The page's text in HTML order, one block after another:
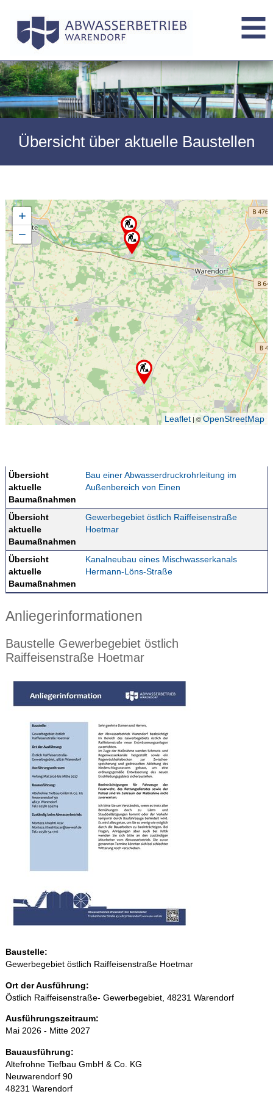
Übersicht über aktuelle Baustellen
+
−
Leaflet | ©OpenStreetMap
Übersicht
aktuelle
Baumaßnahmen
Bau einer Abwasserdruckrohrleitung im
Außenbereich von Einen
Übersicht
aktuelle
Baumaßnahmen
Gewerbegebiet östlich Raiffeisenstraße
Hoetmar
Übersicht
aktuelle
Baumaßnahmen
Kanalneubau eines Mischwasserkanals
Hermann-Löns-Straße
Anliegerinformationen
Baustelle Gewerbegebiet östlich
Raiffeisenstraße Hoetmar
Baustelle:
Gewerbegebiet östlich Raiffeisenstraße Hoetmar
Ort der Ausführung:
Östlich Raiffeisenstraße- Gewerbegebiet, 48231 Warendorf
Ausführungszeitraum:
Mai 2026 - Mitte 2027
Bauausführung:
Altefrohne Tiefbau GmbH & Co. KG
Neuwarendorf 90
48231 Warendorf